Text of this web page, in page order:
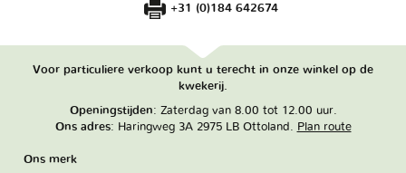
+31 (0)184 642674
Voor particuliere verkoop kunt u terecht in onze winkel op de
kwekerij.
Openingstijden: Zaterdag van 8.00 tot 12.00 uur.
Ons adres: Haringweg 3A 2975 LB Ottoland. Plan route
Ons merk